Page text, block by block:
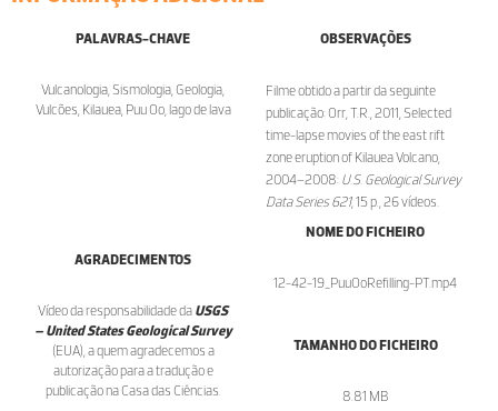
PALAVRAS-CHAVE
Vulcanologia, Sismologia, Geologia,
Vulcões, Kilauea, Puu Oo, lago de lava
OBSERVAÇÕES
Filme obtido a partir da seguinte
publicação: Orr, T.R., 2011, Selected
time-lapse movies of the east rift
zone eruption of Kilauea Volcano,
2004–2008: U.S. Geological Survey
Data Series 621, 15 p., 26 vídeos.
AGRADECIMENTOS
Vídeo da responsabilidade da USGS
– United States Geological Survey
(EUA), a quem agradecemos a
autorização para a tradução e
publicação na Casa das Ciências.
NOME DO FICHEIRO
12-42-19_PuuOoRefilling-PT.mp4
TAMANHO DO FICHEIRO
8.81 MB